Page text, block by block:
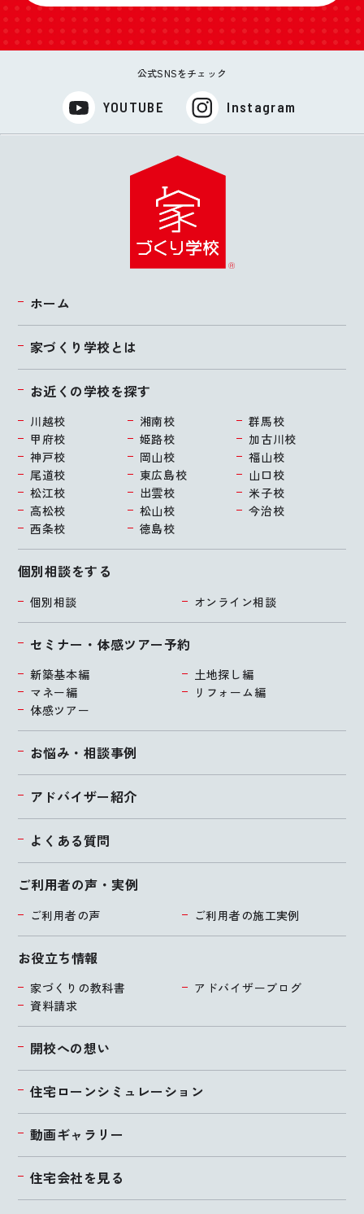
公式SNSをチェック
YOUTUBE Instagram
ホーム
家づくり学校とは
お悩み・相談事例
アドバイザー紹介
よくある質問
ご利用者の声・実例
ご利用者の声 ご利用者の施工実例
個別相談をする
個別相談 オンライン相談
セミナー・体感ツアー予約
新築基本編
土地探し編
マネー編
リフォーム編
体感ツアー
お近くの学校を探す
川越校 湘南校
群馬校
甲府校
姫路校
加古川校
神戸校
岡山校
福山校
尾道校
東広島校
山口校
松江校
出雲校
米子校
高松校
松山校
今治校
西条校
徳島校
お役立ち情報
家づくりの教科書
アドバイザーブログ
資料請求
開校への想い
住宅ローンシミュレーション
動画ギャラリー
住宅会社を見る